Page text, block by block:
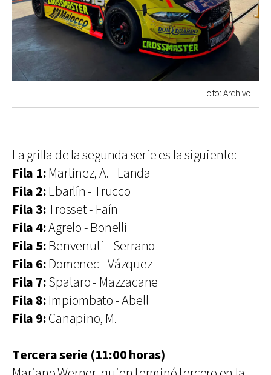
Foto: Archivo.
La grilla de la segunda serie es la siguiente:
Fila 1:Martínez, A. - Landa
Fila 2:Ebarlín - Trucco
Fila 3:Trosset - Faín
Fila 4:Agrelo - Bonelli
Fila 5:Benvenuti - Serrano
Fila 6:Domenec - Vázquez
Fila 7:Spataro - Mazzacane
Fila 8:Impiombato - Abell
Fila 9:Canapino, M.
Tercera serie (11:00 horas)